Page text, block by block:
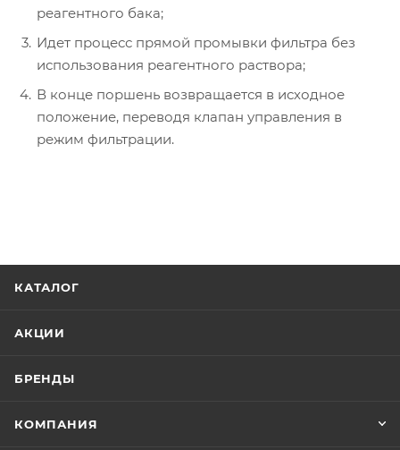
реагентного бака;
Идет процесс прямой промывки фильтра без
использования реагентного раствора;
В конце поршень возвращается в исходное
положение, переводя клапан управления в
режим фильтрации.
КАТАЛОГ
АКЦИИ
БРЕНДЫ
КОМПАНИЯ